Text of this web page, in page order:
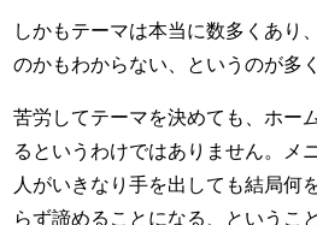
しかもテーマは本当に数多くあり
のかもわからない、というのが多
苦労してテーマを決めても、ホー
るというわけではありません。メ
人がいきなり手を出しても結局何
らず諦めることになる、というこ